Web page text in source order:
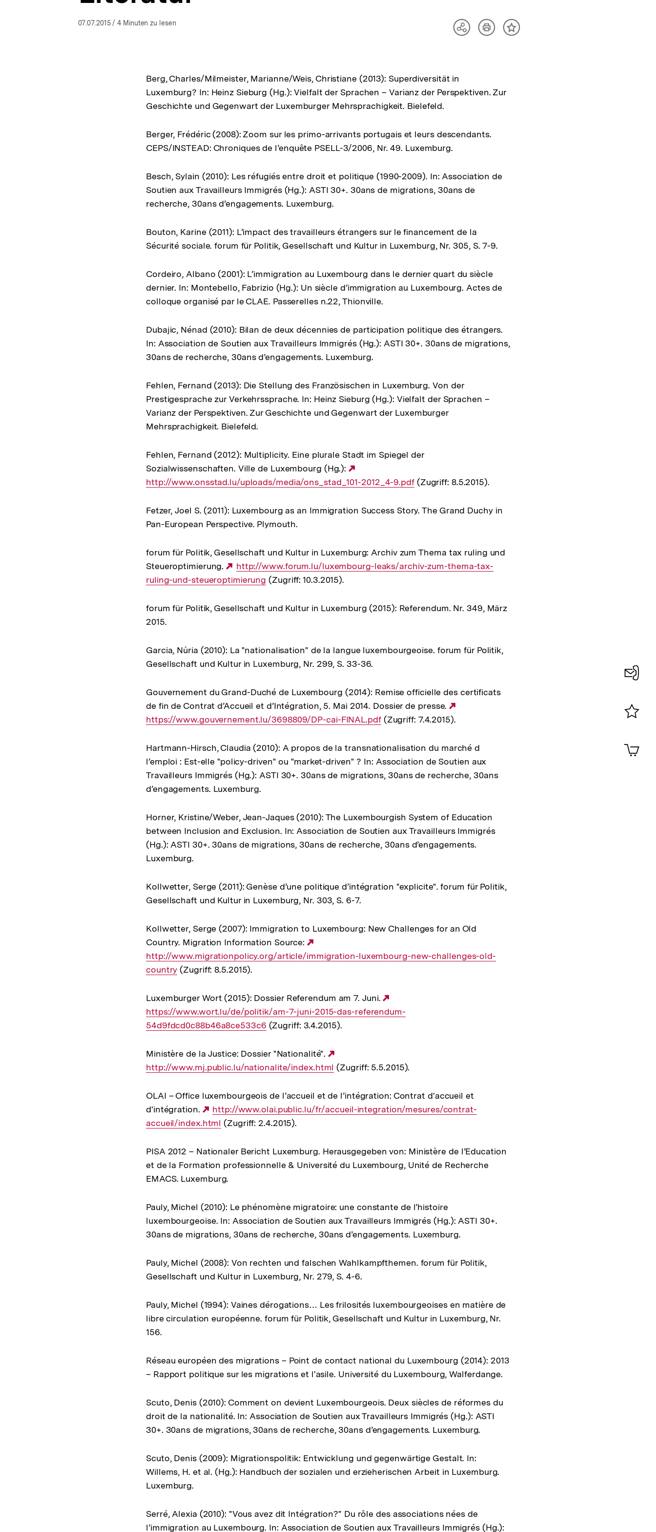
07.07.2015/ 4 Minuten zu lesen
TeilenArtikelInhalt
Berg, Charles/Milmeister, Marianne/Weis, Christiane (2013): Superdiversität in
Luxemburg? In: Heinz Sieburg (Hg.): Vielfalt der Sprachen – Varianz der Perspektiven. Zur
Geschichte und Gegenwart der Luxemburger Mehrsprachigkeit. Bielefeld.
Berger, Frédéric (2008): Zoom sur les primo-arrivants portugais et leurs descendants.
CEPS/INSTEAD: Chroniques de l’enquête PSELL-3/2006, Nr. 49. Luxemburg.
Besch, Sylain (2010): Les réfugiés entre droit et politique (1990-2009). In: Association de
Soutien aux Travailleurs Immigrés (Hg.): ASTI 30+. 30ans de migrations, 30ans de
recherche, 30ans d’engagements. Luxemburg.
Bouton, Karine (2011): L’impact des travailleurs étrangers sur le financement de la
Sécurité sociale. forum für Politik, Gesellschaft und Kultur in Luxemburg, Nr. 305, S. 7-9.
Cordeiro, Albano (2001): L’immigration au Luxembourg dans le dernier quart du siècle
dernier. In: Montebello, Fabrizio (Hg.): Un siècle d’immigration au Luxembourg. Actes de
colloque organisé par le CLAE. Passerelles n.22, Thionville.
Dubajic, Nénad (2010): Bilan de deux décennies de participation politique des étrangers.
In: Association de Soutien aux Travailleurs Immigrés (Hg.): ASTI 30+. 30ans de migrations,
30ans de recherche, 30ans d’engagements. Luxemburg.
Fehlen, Fernand (2013): Die Stellung des Französischen in Luxemburg. Von der
Prestigesprache zur Verkehrssprache. In: Heinz Sieburg (Hg.): Vielfalt der Sprachen –
Varianz der Perspektiven. Zur Geschichte und Gegenwart der Luxemburger
Mehrsprachigkeit. Bielefeld.
Fehlen, Fernand (2012): Multiplicity. Eine plurale Stadt im Spiegel der
Sozialwissenschaften. Ville de Luxembourg (Hg.):
Link:
http://www.onsstad.lu/uploads/media/ons_stad_101-2012_4-9.pdf(Zugriff: 8.5.2015).
Fetzer, Joel S. (2011): Luxembourg as an Immigration Success Story. The Grand Duchy in
Pan-European Perspective. Plymouth.
forum für Politik, Gesellschaft und Kultur in Luxemburg: Archiv zum Thema tax ruling und
Steueroptimierung.
Externer
Link:
http://www.forum.lu/luxembourg-leaks/archiv-zum-thema-tax-
ruling-und-steueroptimierung (Zugriff: 10.3.2015).
forum für Politik, Gesellschaft und Kultur in Luxemburg (2015): Referendum. Nr. 349, März
2015.
Garcia, Núria (2010): La "nationalisation" de la langue luxembourgeoise. forum für Politik,
Gesellschaft und Kultur in Luxemburg, Nr. 299, S. 33-36.
Gouvernement du Grand-Duché de Luxembourg (2014): Remise officielle des certificats
de fin de Contrat d’Accueil et d’Intégration, 5. Mai 2014. Dossier de presse.
https://www.gouvernement.lu/3698809/DP-cai-FINAL.pdf(Zugriff: 7.4.2015).
Hartmann-Hirsch, Claudia (2010): A propos de la transnationalisation du marché d
l’emploi : Est-elle "policy-driven" ou "market-driven" ? In: Association de Soutien aux
Travailleurs Immigrés (Hg.): ASTI 30+. 30ans de migrations, 30ans de recherche, 30ans
d’engagements. Luxemburg.
Horner, Kristine/Weber, Jean-Jaques (2010): The Luxembourgish System of Education
between Inclusion and Exclusion. In: Association de Soutien aux Travailleurs Immigrés
(Hg.): ASTI 30+. 30ans de migrations, 30ans de recherche, 30ans d’engagements.
Luxemburg.
Kollwetter, Serge (2011): Genèse d’une politique d’intégration "explicite". forum für Politik,
Gesellschaft und Kultur in Luxemburg, Nr. 303, S. 6-7.
Kollwetter, Serge (2007): Immigration to Luxembourg: New Challenges for an Old
Country. Migration Information Source:
Link:
http://www.migrationpolicy.org/article/immigration-luxembourg-new-challenges-old-
country (Zugriff: 8.5.2015).
Luxemburger Wort (2015): Dossier Referendum am 7. Juni.
Link:
https://www.wort.lu/de/politik/am-7-juni-2015-das-referendum-
54d9fdcd0c88b46a8ce533c6 (Zugriff: 3.4.2015).
Ministère de la Justice: Dossier "Nationalité".
Link:
http://www.mj.public.lu/nationalite/index.html (Zugriff: 5.5.2015).
OLAI – Office luxembourgeois de l’accueil et de l’intégration: Contrat d'accueil et
d'intégration.
Externer
Link:
http://www.olai.public.lu/fr/accueil-integration/mesures/contrat-
accueil/index.html (Zugriff: 2.4.2015).
PISA 2012 – Nationaler Bericht Luxemburg. Herausgegeben von: Ministère de l’Education
et de la Formation professionnelle & Université du Luxembourg, Unité de Recherche
EMACS. Luxemburg.
Pauly, Michel (2010): Le phénomène migratoire: une constante de l’histoire
luxembourgeoise. In: Association de Soutien aux Travailleurs Immigrés (Hg.): ASTI 30+.
30ans de migrations, 30ans de recherche, 30ans d’engagements. Luxemburg.
Pauly, Michel (2008): Von rechten und falschen Wahlkampfthemen. forum für Politik,
Gesellschaft und Kultur in Luxemburg, Nr. 279, S. 4-6.
Pauly, Michel (1994): Vaines dérogations… Les frilosités luxembourgeoises en matière de
libre circulation européenne. forum für Politik, Gesellschaft und Kultur in Luxemburg, Nr.
156.
Réseau européen des migrations – Point de contact national du Luxembourg (2014): 2013
– Rapport politique sur les migrations et l'asile. Université du Luxembourg, Walferdange.
Scuto, Denis (2010): Comment on devient Luxembourgeois. Deux siècles de réformes du
droit de la nationalité. In: Association de Soutien aux Travailleurs Immigrés (Hg.): ASTI
30+. 30ans de migrations, 30ans de recherche, 30ans d’engagements. Luxemburg.
Scuto, Denis (2009): Migrationspolitik: Entwicklung und gegenwärtige Gestalt. In:
Willems, H. et al. (Hg.): Handbuch der sozialen und erzieherischen Arbeit in Luxemburg.
Luxemburg.
Serré, Alexia (2010): "Vous avez dit Intégration?" Du rôle des associations nées de
l’immigration au Luxembourg. In: Association de Soutien aux Travailleurs Immigrés (Hg.):